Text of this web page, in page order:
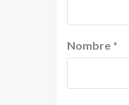
Nombre *